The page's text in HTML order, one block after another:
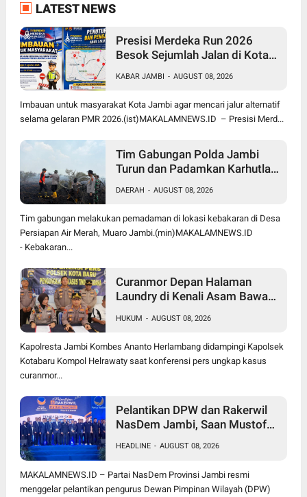
LATEST NEWS
Presisi Merdeka Run 2026
Besok Sejumlah Jalan di Kota
Imbau Masyarakat Gunakan
Jalur Alternatif
KABAR JAMBI - AUGUST 08, 2026
Imbauan untuk masyarakat Kota Jambi agar mencari jalur alternatif
selama gelaran PMR 2026.(ist)MAKALAMNEWS.ID – Presisi Merd...
Tim Gabungan Polda Jambi
Turun dan Padamkan Karhutla
Air Merah, Pemilik Lahan
Diselidiki
DAERAH - AUGUST 08, 2026
Tim gabungan melakukan pemadaman di lokasi kebakaran di Desa
Persiapan Air Merah, Muaro Jambi.(min)MAKALAMNEWS.ID
- Kebakaran...
Curanmor Depan Halaman
Laundry di Kenali Asam Bawah
Ditangkap Polisi
HUKUM - AUGUST 08, 2026
Kapolresta Jambi Kombes Ananto Herlambang didampingi Kapolsek
Kotabaru Kompol Helrawaty saat konferensi pers ungkap kasus
curanmor...
Pelantikan DPW dan Rakerwil
NasDem Jambi, Saan Mustofa
Perolehan Kursi 2029 Target
Tembus 4 Besar
HEADLINE - AUGUST 08, 2026
MAKALAMNEWS.ID – Partai NasDem Provinsi Jambi resmi
menggelar pelantikan pengurus Dewan Pimpinan Wilayah (DPW)